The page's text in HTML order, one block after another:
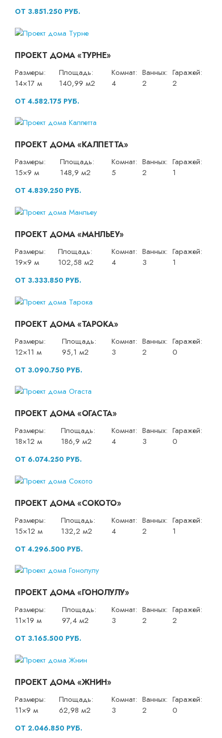
ОТ 3.851.250 РУБ.
ПРОЕКТ ДОМА «ТУРНЕ»
Размеры:
14×17 м
Площадь:
140,99 м2
Комнат:
4
Ванных:
2
Гаражей:
2
ОТ 4.582.175 РУБ.
ПРОЕКТ ДОМА «КАЛПЕТТА»
Размеры:
15×9 м
Площадь:
148,9 м2
Комнат:
5
Ванных:
2
Гаражей:
1
ОТ 4.839.250 РУБ.
ПРОЕКТ ДОМА «МАНЛЬЕУ»
Размеры:
19×9 м
Площадь:
102,58 м2
Комнат:
4
Ванных:
3
Гаражей:
1
ОТ 3.333.850 РУБ.
ПРОЕКТ ДОМА «ТАРОКА»
Размеры:
12×11 м
Площадь:
95,1 м2
Комнат:
3
Ванных:
2
Гаражей:
0
ОТ 3.090.750 РУБ.
ПРОЕКТ ДОМА «ОГАСТА»
Размеры:
18×12 м
Площадь:
186,9 м2
Комнат:
4
Ванных:
3
Гаражей:
0
ОТ 6.074.250 РУБ.
ПРОЕКТ ДОМА «СОКОТО»
Размеры:
15×12 м
Площадь:
132,2 м2
Комнат:
4
Ванных:
2
Гаражей:
1
ОТ 4.296.500 РУБ.
ПРОЕКТ ДОМА «ГОНОЛУЛУ»
Размеры:
11×19 м
Площадь:
97,4 м2
Комнат:
3
Ванных:
2
Гаражей:
2
ОТ 3.165.500 РУБ.
ПРОЕКТ ДОМА «ЖНИН»
Размеры:
11×9 м
Площадь:
62,98 м2
Комнат:
3
Ванных:
2
Гаражей:
0
ОТ 2.046.850 РУБ.